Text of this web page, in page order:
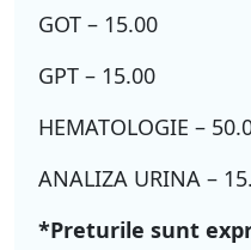
GOT – 15.00
GPT – 15.00
HEMATOLOGIE –
ANALIZA URINA –
*Preturile sunt